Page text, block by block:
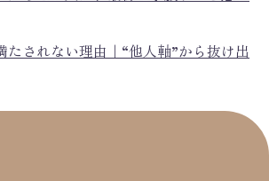
たされない理由｜“他人軸”から抜け出